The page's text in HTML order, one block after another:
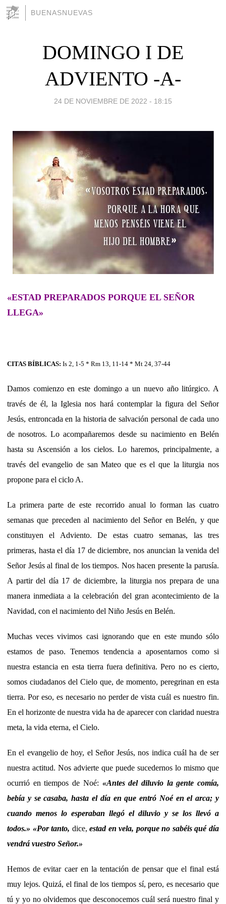
BUENASNUEVAS
DOMINGO I DE
ADVIENTO -A-
24 DE NOVIEMBRE DE 2022 - 18:15
«ESTAD PREPARADOS PORQUE EL SEÑOR
LLEGA»
CITAS BÍBLICAS: Is 2, 1-5 * Rm 13, 11-14 * Mt 24, 37-44
Damos comienzo en este domingo a un nuevo año litúrgico. A
través de él, la Iglesia nos hará contemplar la figura del Señor
Jesús, entroncada en la historia de salvación personal de cada uno
de nosotros. Lo acompañaremos desde su nacimiento en Belén
hasta su Ascensión a los cielos. Lo haremos, principalmente, a
través del evangelio de san Mateo que es el que la liturgia nos
propone para el ciclo A.
La primera parte de este recorrido anual lo forman las cuatro
semanas que preceden al nacimiento del Señor en Belén, y que
constituyen el Adviento. De estas cuatro semanas, las tres
primeras, hasta el día 17 de diciembre, nos anuncian la venida del
Señor Jesús al final de los tiempos. Nos hacen presente la parusía.
A partir del día 17 de diciembre, la liturgia nos prepara de una
manera inmediata a la celebración del gran acontecimiento de la
Navidad, con el nacimiento del Niño Jesús en Belén.
Muchas veces vivimos casi ignorando que en este mundo sólo
estamos de paso. Tenemos tendencia a aposentarnos como si
nuestra estancia en esta tierra fuera definitiva. Pero no es cierto,
somos ciudadanos del Cielo que, de momento, peregrinan en esta
tierra. Por eso, es necesario no perder de vista cuál es nuestro fin.
En el horizonte de nuestra vida ha de aparecer con claridad nuestra
meta, la vida eterna, el Cielo.
En el evangelio de hoy, el Señor Jesús, nos indica cuál ha de ser
nuestra actitud. Nos advierte que puede sucedernos lo mismo que
ocurrió en tiempos de Noé: «Antes del diluvio la gente comía,
bebía y se casaba, hasta el día en que entró Noé en el arca; y
cuando menos lo esperaban llegó el diluvio y se los llevó a
todos.» «Por tanto, dice, estad en vela, porque no sabéis qué día
vendrá vuestro Señor.»
Hemos de evitar caer en la tentación de pensar que el final está
muy lejos. Quizá, el final de los tiempos sí, pero, es necesario que
tú y yo no olvidemos que desconocemos cuál será nuestro final y